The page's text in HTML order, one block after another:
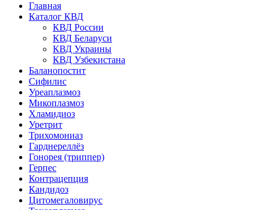
Главная
Каталог КВД
КВД России
КВД Беларуси
КВД Украины
КВД Узбекистана
Баланопостит
Сифилис
Уреаплазмоз
Микоплазмоз
Хламидиоз
Уретрит
Трихомониаз
Гарднереллёз
Гонорея (триппер)
Герпес
Контрацепция
Кандидоз
Цитомегаловирус